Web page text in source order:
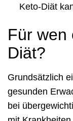
Keto-Diät
Für wen
Diät?
Grundsätzlich
gesunden
bei